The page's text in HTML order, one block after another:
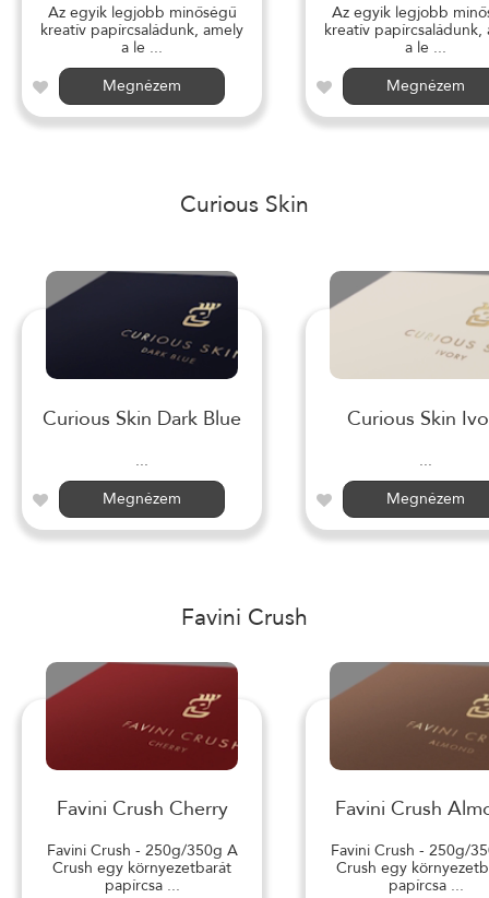
Az egyik legjobb minőségű
kreatív papírcsaládunk, amely
a le ...
Megnézem
Az egyik legjobb
kreatív papírcsaládunk,
a le ...
Megnézem
Curious Skin
Curious Skin Dark Blue
...
Megnézem
Curious Skin
...
Megnézem
Favini Crush
Favini Crush Cherry
Favini Crush - 250g/350g A
Crush egy környezetbarát
papírcsa ...
Favini Crush
Favini Crush - 250g/
Crush egy
papírcsa ...